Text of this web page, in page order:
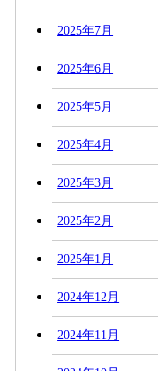
2025年7月
2025年6月
2025年5月
2025年4月
2025年3月
2025年2月
2025年1月
2024年12月
2024年11月